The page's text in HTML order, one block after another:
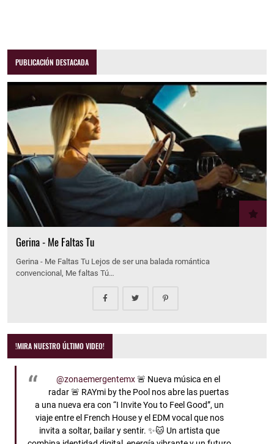
PUBLICACIÓN DESTACADA
Gerina - Me Faltas Tu
Gerina - Me Faltas Tu Lejos de ser una balada romántica
convencional, Me faltas Tú…
!MIRA NUESTRO ÚLTIMO VIDEO!
@zonaemergentemx🚨 Nueva música en el
radar 🚨 RAYmi by the Pool nos abre las puertas
a una nueva era con “I Invite You to Feel Good”, un
viaje entre el French House y el EDM vocal que nos
invita a soltar, bailar y sentir. ✨🐱 Un artista que